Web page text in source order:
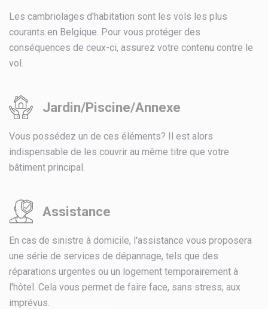
Les cambriolages d'habitation sont les vols les plus
courants en Belgique. Pour vous protéger des
conséquences de ceux-ci, assurez votre contenu contre le
vol.
Jardin/Piscine/Annexe
Vous possédez un de ces éléments? Il est alors
indispensable de les couvrir au même titre que votre
bâtiment principal.
Assistance
En cas de sinistre à domicile, l'assistance vous proposera
une série de services de dépannage, tels que des
réparations urgentes ou un logement temporairement à
l'hôtel. Cela vous permet de faire face, sans stress, aux
imprévus.